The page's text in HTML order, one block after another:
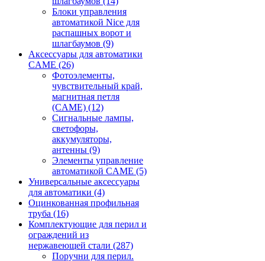
Блоки управления
автоматикой Nice для
распашных ворот и
шлагбаумов (9)
Аксессуары для автоматики
CAME (26)
Фотоэлементы,
чувствительный край,
магнитная петля
(CAME) (12)
Сигнальные лампы,
светофоры,
аккумуляторы,
антенны (9)
Элементы управление
автоматикой CAME (5)
Универсальные аксессуары
для автоматики (4)
Оцинкованная профильная
труба (16)
Комплектующие для перил и
ограждений из
нержавеющей стали (287)
Поручни для перил.